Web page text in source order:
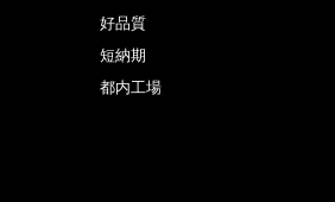
好品質
短納期
都内工場